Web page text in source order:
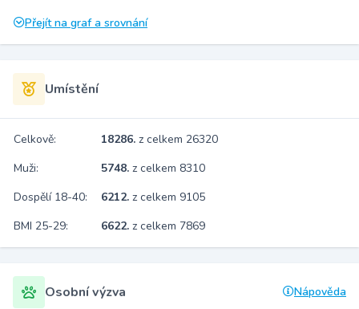
Přejít na graf a srovnání
Umístění
Celkově: 18286. z celkem 26320
Muži:
5748. z celkem 8310
Dospělí 18-40:
6212. z celkem 9105
BMI 25-29:
6622. z celkem 7869
Osobní výzva Nápověda